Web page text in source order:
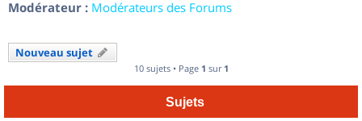
Modérateur : Modérateurs des Forums
Nouveau sujet
10 sujets • Page 1 sur 1
Sujets